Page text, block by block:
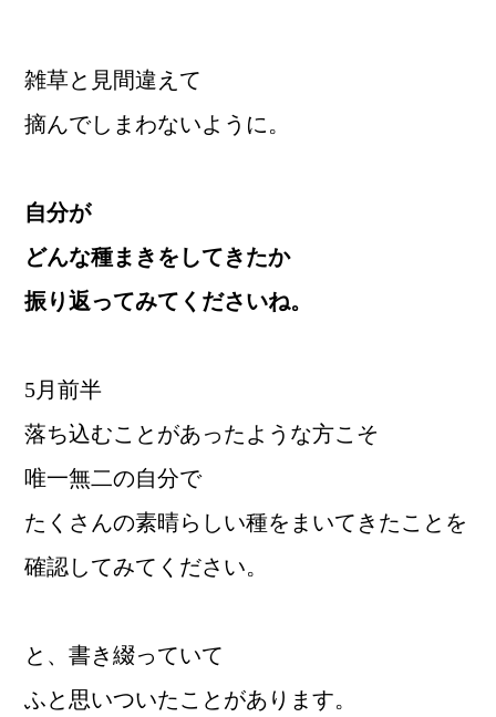
雑草と見間違えて
摘んでしまわないように。
自分が
どんな種まきをしてきたか
振り返ってみてくださいね。
5月前半
落ち込むことがあったような方こそ
唯一無二の自分で
たくさんの素晴らしい種をまいてきたことを
確認してみてください。
と、書き綴っていて
ふと思いついたことがあります。